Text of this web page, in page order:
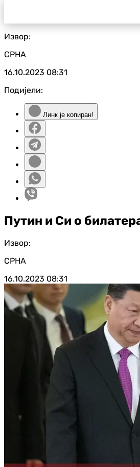
Извор:
СРНА
16.10.2023 08:31
Подијели:
Линк је копиран!
Путин и Си о
Извор:
СРНА
16.10.2023 08:31